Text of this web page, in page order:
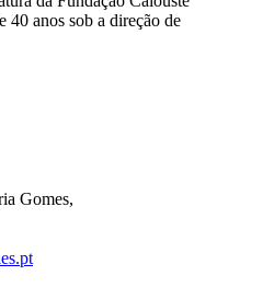
40 anos sob a direção de
Gomes,